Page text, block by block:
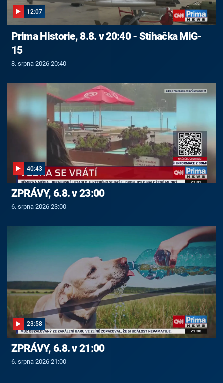
12:07
Prima Historie, 8.8. v 20:40 - Stíhačka MiG-
15
8. srpna 2026 20:40
40:43
ZPRÁVY, 6.8. v 23:00
6. srpna 2026 23:00
23:58
ZPRÁVY, 6.8. v 21:00
6. srpna 2026 21:00